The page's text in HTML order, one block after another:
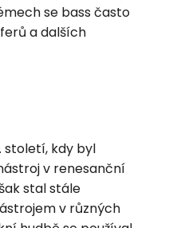
se bass často
a dalších
století, kdy byl
v renesanční
stal stále
v různých